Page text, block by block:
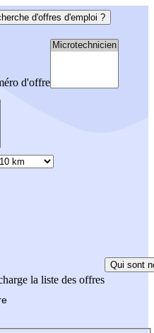
d'offres d'emploi ?
d'offre
la liste des offres
Qui sont